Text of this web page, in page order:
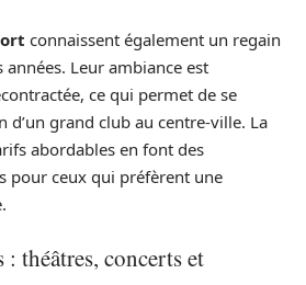
connaissent également un regain
années. Leur ambiance est
ce qui permet de se
d’un grand club au centre-ville. La
abordables en font des
pour ceux qui préfèrent une
théâtres, concerts et